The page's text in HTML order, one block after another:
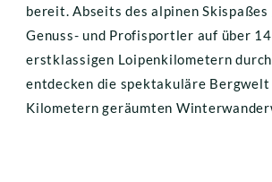
bereit. Abseits des alpinen
Genuss- und Profisportler auf über
erstklassigen Loipenkilometern durch
entdecken die spektakuläre Bergwelt
Kilometern geräumten